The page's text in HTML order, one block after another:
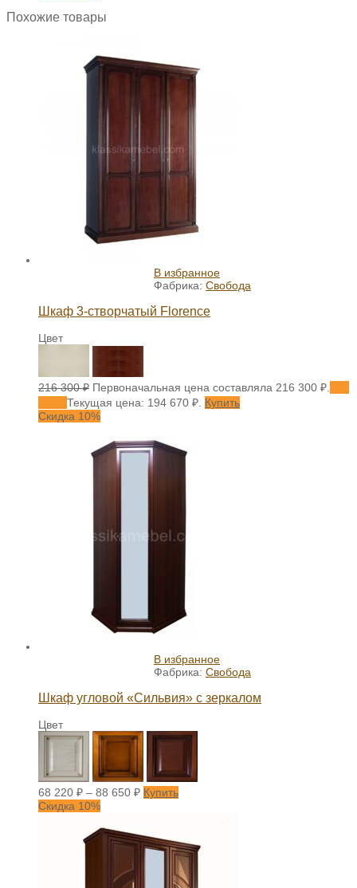
Похожие товары
В избранное
Фабрика: Свобода
Шкаф 3-створчатый Florence
Цвет
216 300₽ Первоначальная цена составляла 216 300 ₽.
Текущая цена: 194 670 ₽. Купить
Скидка 10%
В избранное
Фабрика: Свобода
Шкаф угловой «Сильвия» с зеркалом
Цвет
68 220 ₽ – 88 650 ₽ Купить
Скидка 10%